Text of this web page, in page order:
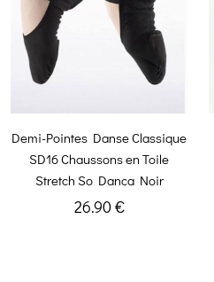
Demi-Pointes Danse Classique
SD16 Chaussons en Toile
Stretch So Danca Noir
26.90 €